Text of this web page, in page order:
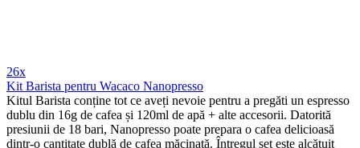
26x
Kit Barista pentru Wacaco Nanopresso
Kitul Barista conține tot ce aveți nevoie pentru a pregăti un espresso
dublu din 16g de cafea și 120ml de apă + alte accesorii. Datorită
presiunii de 18 bari, Nanopresso poate prepara o cafea delicioasă
dintr-o cantitate dublă de cafea măcinată. Întregul set este alcătuit